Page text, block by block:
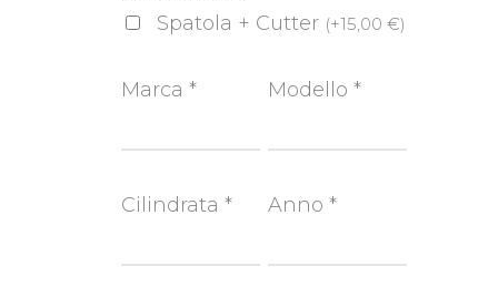
Spatola + Cutter (+15,00 €)
Marca * Modello*
Cilindrata * Anno*